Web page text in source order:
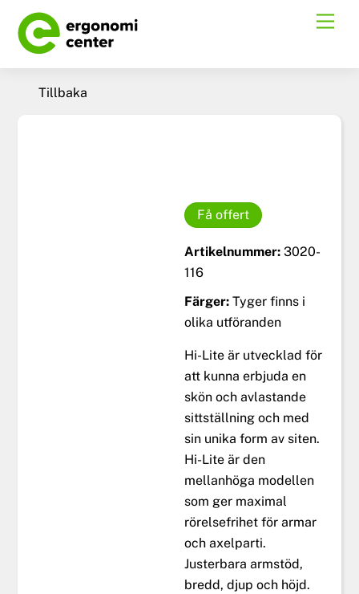
content
Tillbaka
Få offert
Artikelnummer:3020-
116
Färger:Tyger finns i
olika utföranden
Hi-Lite är utvecklad för
att kunna erbjuda en
skön och avlastande
sittställning och med
sin unika form av siten.
Hi-Lite är den
mellanhöga modellen
som ger maximal
rörelsefrihet för armar
och axelparti.
Justerbara armstöd,
bredd, djup och höjd.